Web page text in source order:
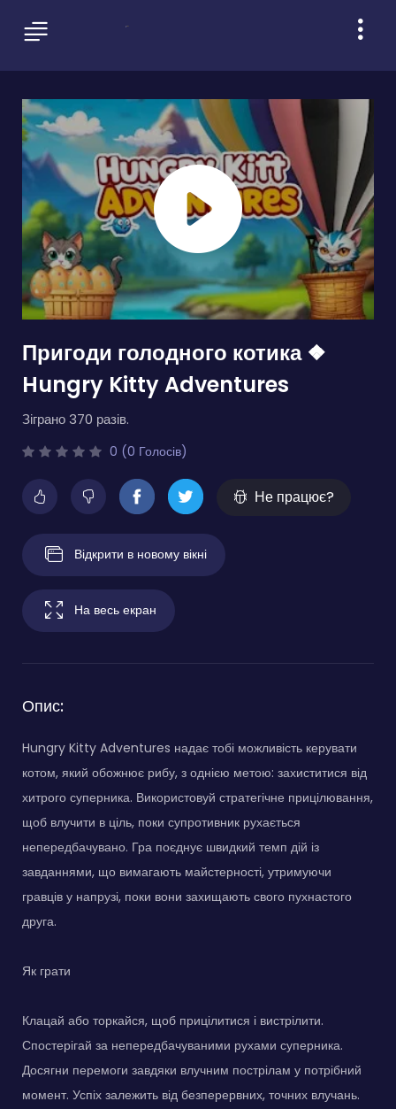
Пригоди голодного котика ❖
Hungry Kitty Adventures
Зіграно 370 разів.
0 (0 Голосів)
Не працює?
Відкрити в новому вікні
На весь екран
Опис:
Hungry Kitty Adventures надає тобі можливість керувати
котом, який обожнює рибу, з однією метою: захиститися від
хитрого суперника. Використовуй стратегічне прицілювання,
щоб влучити в ціль, поки супротивник рухається
непередбачувано. Гра поєднує швидкий темп дій із
завданнями, що вимагають майстерності, утримуючи
гравців у напрузі, поки вони захищають свого пухнастого
друга.
Як грати
Клацай або торкайся, щоб прицілитися і вистрілити.
Спостерігай за непередбачуваними рухами суперника.
Досягни перемоги завдяки влучним пострілам у потрібний
момент. Успіх залежить від безперервних, точних влучань.